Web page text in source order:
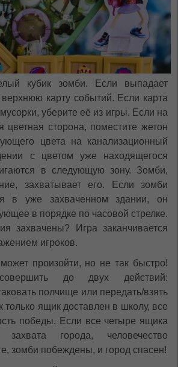
кубик зомби. Если выпадает
карту событий. Если карта
уберите её из игры. Если на
цветная сторона, поместите жетон
цвета на канализационный
с цветом уже находящегося
в следующую зону. Зомби,
захватывает его. Если зомби
в уже захваченном здании, он
в порядке по часовой стрелке.
захвачены? Игра заканчивается
игроков.
произойти, но не так быстро!
до двух действий:
полчище или передать/взять
только ящик доставлен в школу, все
победы. Если все четыре ящика
города, человечество
зомби побеждены, и город спасен!